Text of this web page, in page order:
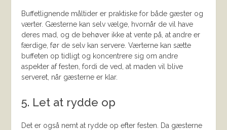
Buffetlignende måltider er praktiske for både gæster og
værter. Gæsterne kan selv vælge, hvornår de vil have
deres mad, og de behøver ikke at vente på, at andre er
færdige, før de selv kan servere. Værterne kan sætte
buffeten op tidligt og koncentrere sig om andre
aspekter af festen, fordi de ved, at maden vil blive
serveret, når gæsterne er klar.
5. Let at rydde op
Det er også nemt at rydde op efter festen. Da gæsterne